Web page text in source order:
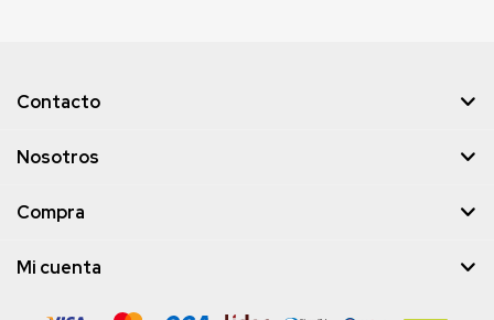
Contacto
Nosotros
Compra
Mi cuenta